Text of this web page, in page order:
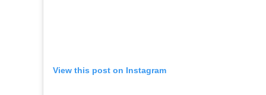
View this post on Instagram